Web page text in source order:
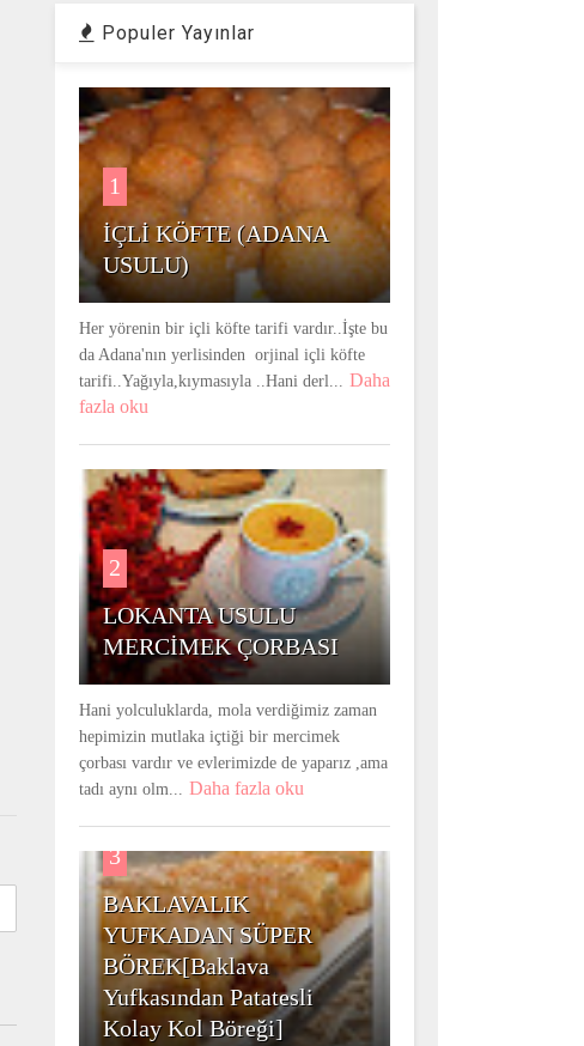
Populer Yayınlar
1
İÇLİ KÖFTE (ADANA
USULU)
Her yörenin bir içli köfte tarifi vardır..İşte bu
da Adana'nın yerlisinden orjinal içli köfte
tarifi..Yağıyla,kıymasıyla ..Hani derl... Daha
fazla oku
2
LOKANTA USULU
MERCİMEK ÇORBASI
Hani yolculuklarda, mola verdiğimiz zaman
hepimizin mutlaka içtiği bir mercimek
çorbası vardır ve evlerimizde de yaparız ,ama
tadı aynı olm... Daha fazla oku
3
BAKLAVALIK
YUFKADAN SÜPER
BÖREK[Baklava
Yufkasından Patatesli
Kolay Kol Böreği]